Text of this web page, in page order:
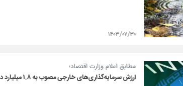
۱۴۰۳/۰۷/۳۰
مطابق اعلام وزارت اقتصاد؛
ارزش سرمایه‌گذاری‌های خارجی مصوب به ۱.۸ میلیارد دلار رسید